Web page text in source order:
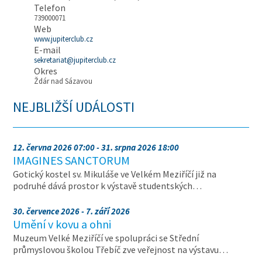
Telefon
739000071
Web
www.jupiterclub.cz
E-mail
sekretariat@jupiterclub.cz
Okres
Ždár nad Sázavou
NEJBLIŽŠÍ UDÁLOSTI
12. června 2026 07:00 - 31. srpna 2026 18:00
IMAGINES SANCTORUM
Gotický kostel sv. Mikuláše ve Velkém Meziříčí již na
podruhé dává prostor k výstavě studentských…
30. července 2026 - 7. září 2026
Umění v kovu a ohni
Muzeum Velké Meziříčí ve spolupráci se Střední
průmyslovou školou Třebíč zve veřejnost na výstavu…